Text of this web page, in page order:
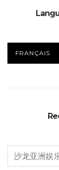
PRÉFÉRÉE
FOR: